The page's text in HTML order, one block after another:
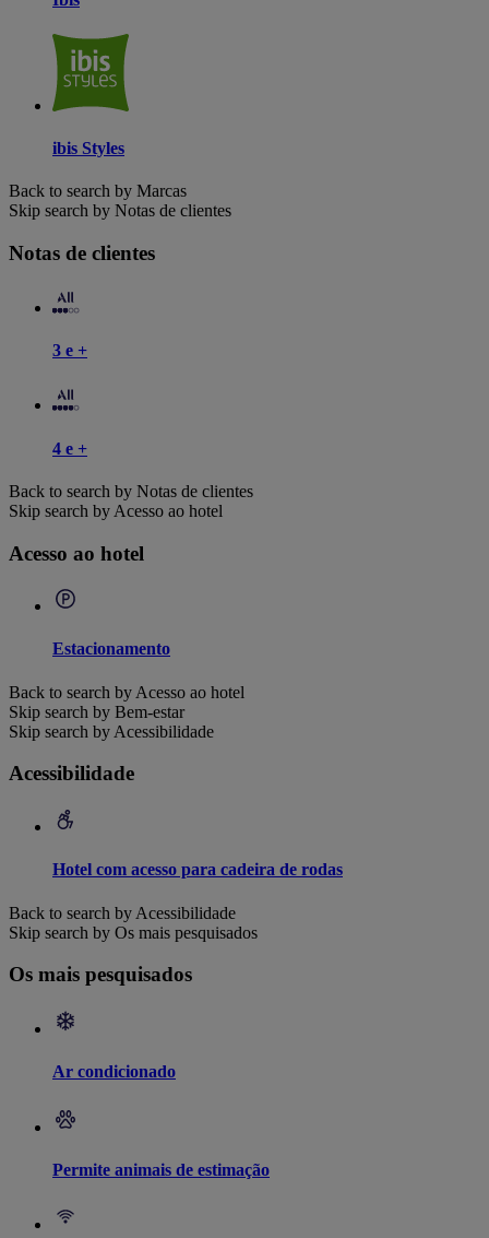
ibis Styles
Back to search by Marcas
Skip search by Notas de clientes
Notas de clientes
3 e +
4 e +
Back to search by Notas de clientes
Skip search by Acesso ao hotel
Acesso ao hotel
Estacionamento
Back to search by Acesso ao hotel
Skip search by Bem-estar
Skip search by Acessibilidade
Acessibilidade
Hotel com acesso para cadeira de rodas
Back to search by Acessibilidade
Skip search by Os mais pesquisados
Os mais pesquisados
Ar condicionado
Permite animais de estimação